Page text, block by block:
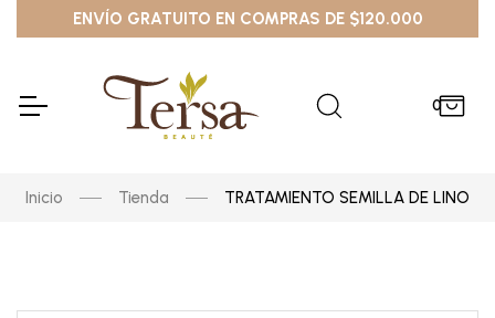
ENVÍO GRATUITO EN COMPRAS DE $120.000
0
Inicio Tienda TRATAMIENTO SEMILLA DE LINO